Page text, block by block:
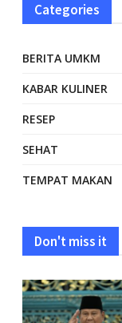
Categories
BERITA UMKM
KABAR KULINER
RESEP
SEHAT
TEMPAT MAKAN
Don't miss it